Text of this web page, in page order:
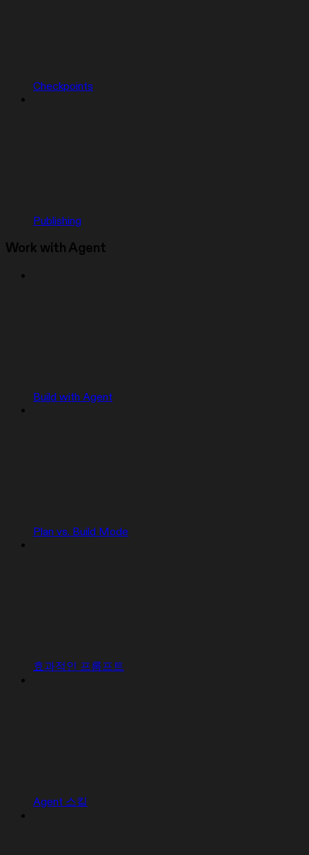
Checkpoints
Publishing
Work with Agent
Build with Agent
Plan vs. Build Mode
효과적인 프롬프트
Agent 스킬